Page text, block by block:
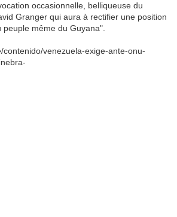
occasionnelle, belliqueuse du
Granger qui aura à rectifier une position
même du Guyana".
contenido/venezuela-exige-ante-onu-